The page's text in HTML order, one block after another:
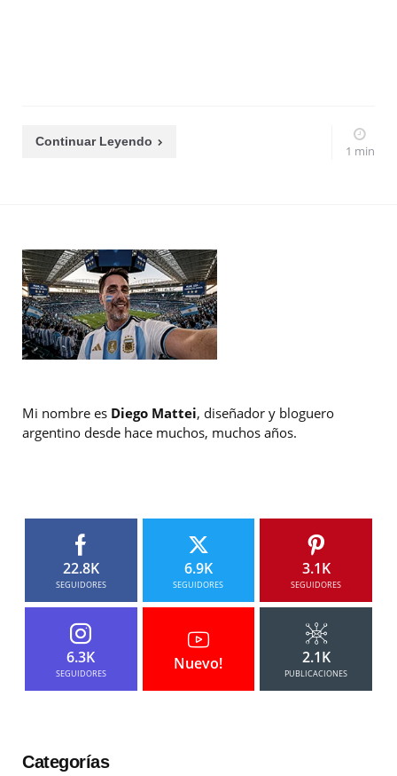
Continuar Leyendo
1 min
Mi nombre es Diego Mattei, diseñador y bloguero
argentino desde hace muchos, muchos años.
22.8K
SEGUIDORES
6.9K
SEGUIDORES
3.1K
SEGUIDORES
6.3K
SEGUIDORES
Nuevo! 2.1K
PUBLICACIONES
Categorías